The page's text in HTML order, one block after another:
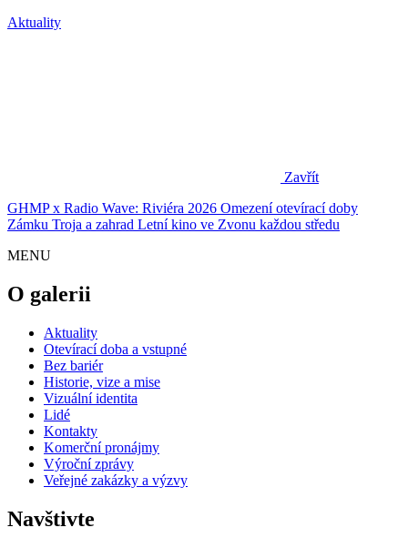
Aktuality
Zavřít
GHMP x Radio Wave: Riviéra 2026 Omezení otevírací doby
Zámku Troja a zahrad Letní kino ve Zvonu každou středu
MENU
O galerii
Aktuality
Otevírací doba a vstupné
Bez bariér
Historie, vize a mise
Vizuální identita
Lidé
Kontakty
Komerční pronájmy
Výroční zprávy
Veřejné zakázky a výzvy
Navštivte